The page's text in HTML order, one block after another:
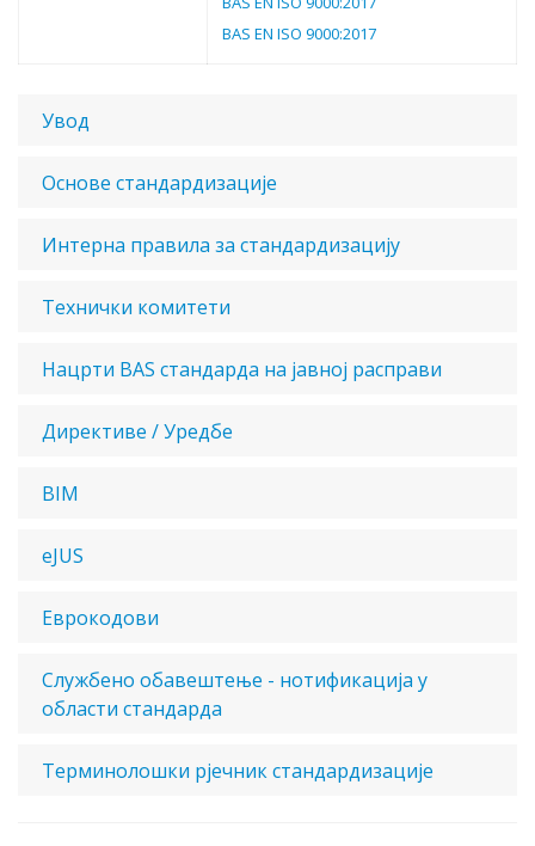
BAS EN ISO 9000:2017
Увод
Основе стандардизације
Интерна правила за стандардизацију
Технички комитети
Нацрти BAS стандарда на јавној расправи
Директиве / Уредбе
BIM
eJUS
Еврокодови
Службено обавештење - нотификација у
области стандарда
Терминолошки рјечник стандардизације